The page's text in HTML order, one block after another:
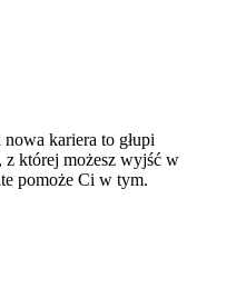
kariera to głupi
z której możesz wyjść w
pomoże Ci w tym.